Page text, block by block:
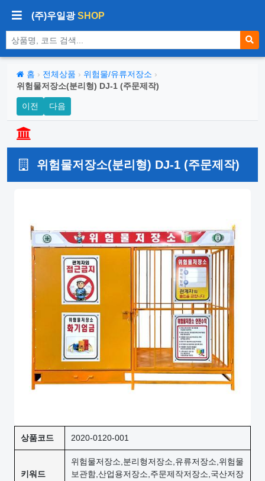
(주)우일광SHOP
상품 검색
홈 › 전체상품 › 위험물/유류저장소 ›
위험물저장소(분리형) DJ-1 (주문제작)
이전 다음
위험물저장소(분리형) DJ-1 (주문제작)
상품코드 2020-0120-001
키워드
위험물저장소,분리형저장소,유류저장소,위험물
보관함,산업용저장소,주문제작저장소,국산저장